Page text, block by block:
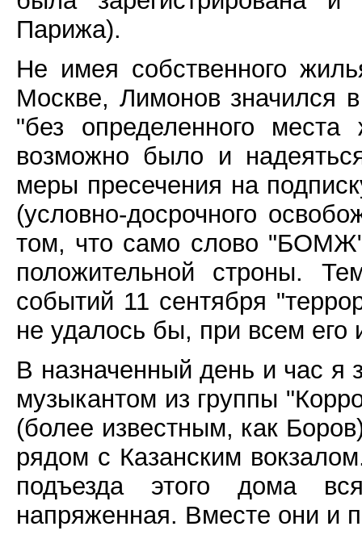
Парижа).
Не имея собственного
Москве, Лимонов значился
"без определенного
возможно было и
меры пресечения на
(условно-досрочного
том, что само слово "БОМЖ"
положительной строны.
событий 11 сентября
не удалось бы, при всем
В назначенный день и час я
музыкантом из группы
(более известным, как
рядом с Казанским
подъезда этого дома
напряженная. Вместе они и